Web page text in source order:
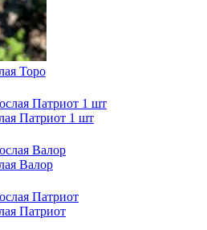
Торо
Патриот 1 шт
Валор
Патриот